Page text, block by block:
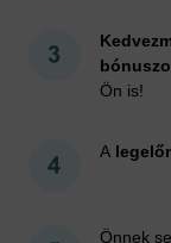
Ön is!
A
Önnek